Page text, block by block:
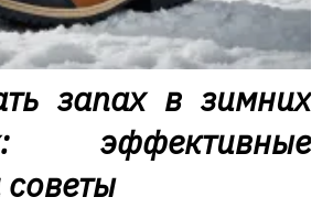
запах в зимних
эффективные